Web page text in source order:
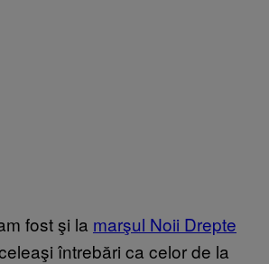
fost şi la marşul Noii Drepte
întrebări ca celor de la